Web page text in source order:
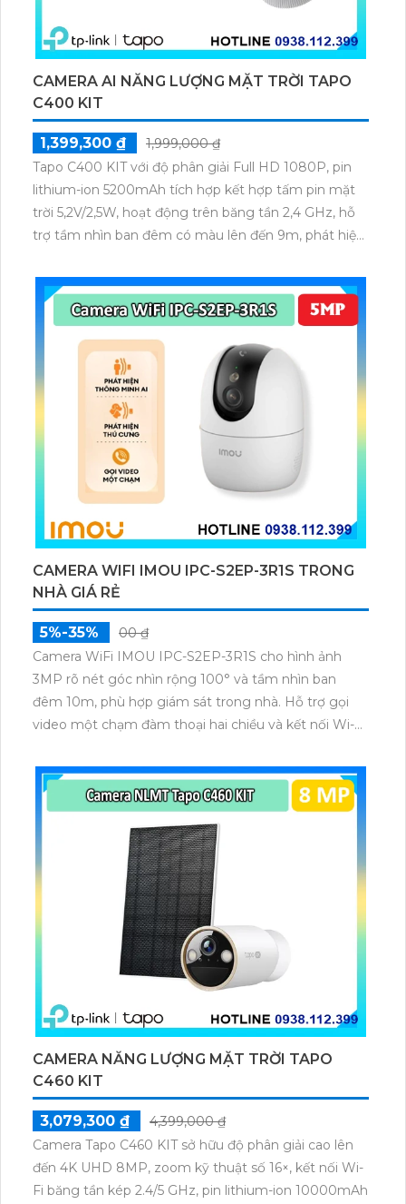
CAMERA AI NĂNG LƯỢNG MẶT TRỜI TAPO
C400 KIT
1,399,300 ₫
1,999,000 ₫
Tapo C400 KIT với độ phân giải Full HD 1080P, pin
lithium-ion 5200mAh tích hợp kết hợp tấm pin mặt
trời 5,2V/2,5W, hoạt động trên băng tần 2,4 GHz, hỗ
trợ tầm nhìn ban đêm có màu lên đến 9m, phát hiện
dữ liệu qua thẻ microSD lên đến 512GB.
CAMERA WIFI IMOU IPC-S2EP-3R1S TRONG
NHÀ GIÁ RẺ
5%-35%
00 ₫
Camera WiFi IMOU IPC-S2EP-3R1S cho hình ảnh
3MP rõ nét góc nhìn rộng 100° và tầm nhìn ban
đêm 10m, phù hợp giám sát trong nhà. Hỗ trợ gọi
video một chạm đàm thoại hai chiều và kết nối Wi-Fi
microSD tối đa 256GB hoặc lưu đám mây dễ lắp đặt
cho gia đình và văn phòng nhỏ.
CAMERA NĂNG LƯỢNG MẶT TRỜI TAPO
C460 KIT
3,079,300 ₫
4,399,000 ₫
Camera Tapo C460 KIT sở hữu độ phân giải cao lên
đến 4K UHD 8MP, zoom kỹ thuật số 16×, kết nối Wi-
Fi băng tần kép 2.4/5 GHz, pin lithium-ion 10000mAh